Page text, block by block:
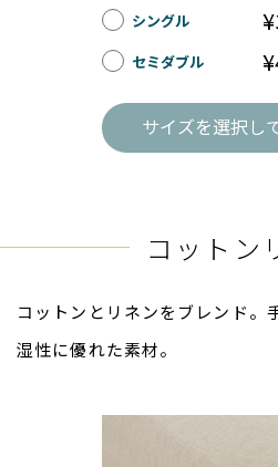
シングル
セミダブル
サイズを選択し
コットン
コットンとリネンをブレンド。
湿性に優れた素材。